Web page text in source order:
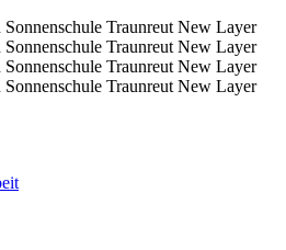
Traunreut New Layer
Traunreut New Layer
Traunreut New Layer
Traunreut New Layer